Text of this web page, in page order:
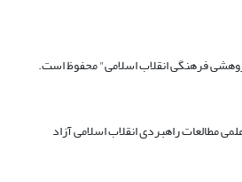
فرهنگی انقلاب اسلامی" محفوظ است.
مطالعات راهبردی انقلاب اسلامی آزاد